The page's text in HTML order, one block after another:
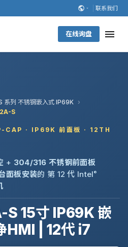
联系我们
在线询盘
系列 不锈钢嵌入式 IP69K
S
· IP69K 前面板 · 12TH
+ 304/316 不锈钢前面板
面板安装的 第 12 代 Intel®
15寸 IP69K 嵌
HMI | 12代 i7